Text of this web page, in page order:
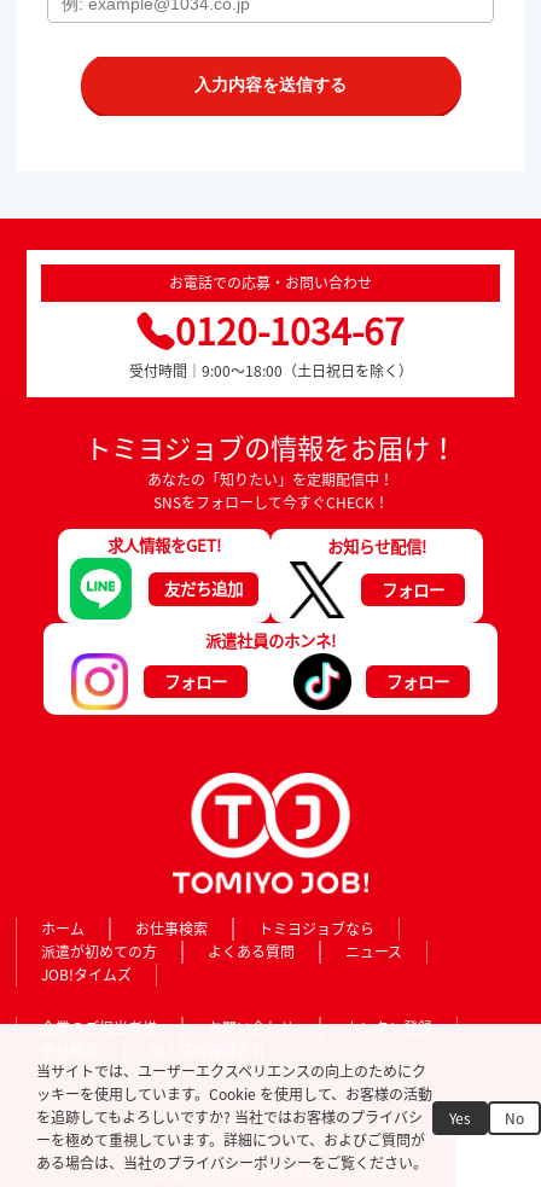
お電話での応募・お問い合わせ
0120-1034-67
受付時間｜9:00～18:00（土日祝日を除く）
トミヨジョブの情報をお届け！
あなたの「知りたい」を定期配信中！
SNSをフォローして今すぐCHECK！
求人情報をGET!
友だち追加
お知らせ配信!
フォロー
派遣社員のホンネ!
フォロー
フォロー
ホーム お仕事検索
トミヨジョブなら
派遣が初めての方
よくある質問
ニュース
JOB!タイムズ
企業のご担当者様 お問い合わせ
カンタン登録
Copyright © TOMIYO JOB!. All Rights Reserved.
当サイトでは、ユーザーエクスペリエンスの向上のためにク
ッキーを使用しています。Cookie を使用して、お客様の活動
を追跡してもよろしいですか? 当社ではお客様のプライバシ
ーを極めて重視しています。詳細について、およびご質問が
ある場合は、当社のプライバシーポリシーをご覧ください。
Yes No